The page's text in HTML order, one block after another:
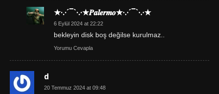
★·.·´¯`·.·★𝑷𝒂𝒍𝒆𝒓𝒎𝒐★·.·´¯`·.·★
6 Eylül 2024 at 22:22
bekleyin disk boş değilse kurulmaz..
Yorumu Cevapla
d
20 Temmuz 2024 at 09:48